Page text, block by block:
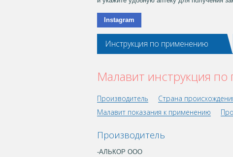
Instagram
Инструкция по применению
Малавит инструкция
Производитель Страна
Малавит показания к применению
Производитель
-АЛЬКОР ООО